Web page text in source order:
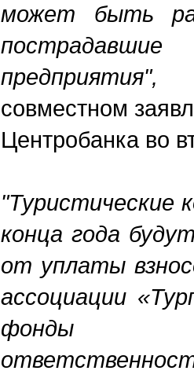
может быть
совместном
Центробанка во
"Туристические
конца года
от уплаты
ассоциации
фонды